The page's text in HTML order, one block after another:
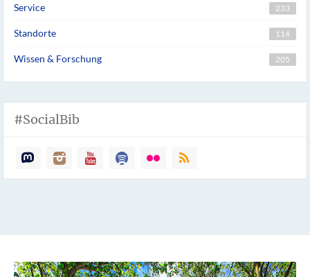
Service 233
Standorte 114
Wissen & Forschung 205
#SocialBib